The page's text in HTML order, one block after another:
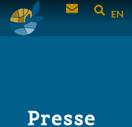
EN
Presse